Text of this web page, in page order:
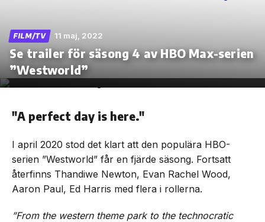
Skip
the
FILM/TV 11 maj, 2022
Se trailer för säsong 4 av HBO Max-serien
”Westworld”
"A perfect day is here."
I april 2020 stod det klart att den populära HBO-
serien ”Westworld” får en fjärde säsong. Fortsatt
återfinns Thandiwe Newton, Evan Rachel Wood,
Aaron Paul, Ed Harris med flera i rollerna.
”From the western theme park to the technocratic